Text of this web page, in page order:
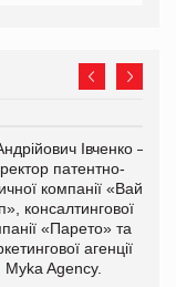
Івченко —
патентно-
компанії «Вайз
консалтингової
«Парето» та
агенції
Myka Agency.